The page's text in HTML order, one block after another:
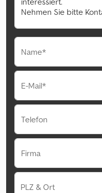
Name*
E-Mail*
Telefon
Firma
PLZ & Ort